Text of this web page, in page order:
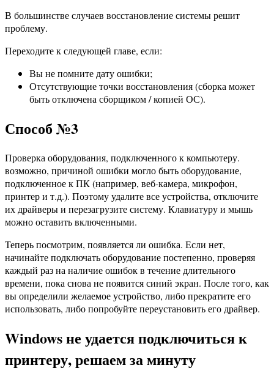
В большинстве случаев восстановление системы решит
проблему.
Переходите к следующей главе, если:
Вы не помните дату ошибки;
Отсутствующие точки восстановления (сборка может
быть отключена сборщиком / копией ОС).
Способ №3
Проверка оборудования, подключенного к компьютеру.
возможно, причиной ошибки могло быть оборудование,
подключенное к ПК (например, веб-камера, микрофон,
принтер и т.д.). Поэтому удалите все устройства, отключите
их драйверы и перезагрузите систему. Клавиатуру и мышь
можно оставить включенными.
Теперь посмотрим, появляется ли ошибка. Если нет,
начинайте подключать оборудование постепенно, проверяя
каждый раз на наличие ошибок в течение длительного
времени, пока снова не появится синий экран. После того, как
вы определили желаемое устройство, либо прекратите его
использовать, либо попробуйте переустановить его драйвер.
Windows не удается подключиться к
принтеру, решаем за минуту